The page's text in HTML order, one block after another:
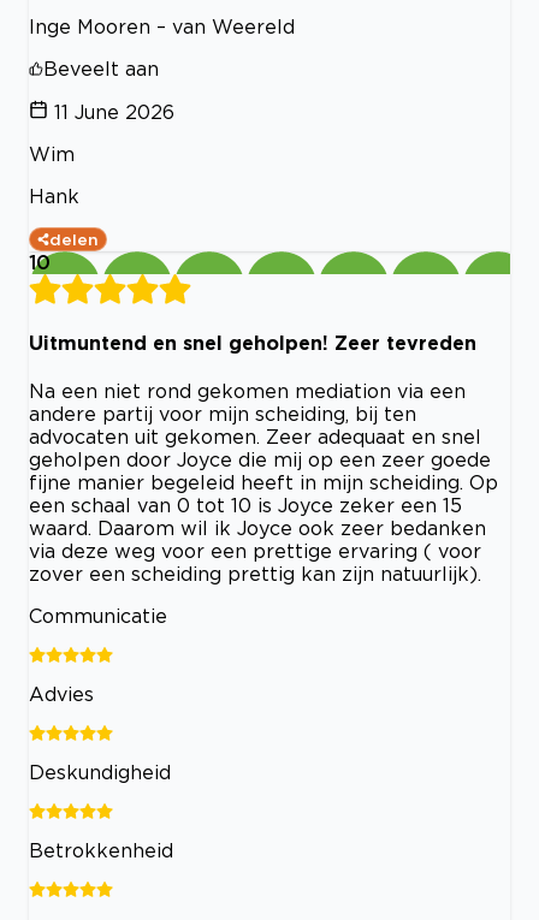
Inge Mooren – van Weereld
Beveelt aan
11 June 2026
Wim
Hank
delen
10
Uitmuntend en snel geholpen! Zeer tevreden
Na een niet rond gekomen mediation via een
andere partij voor mijn scheiding, bij ten
advocaten uit gekomen. Zeer adequaat en snel
geholpen door Joyce die mij op een zeer goede
fijne manier begeleid heeft in mijn scheiding. Op
een schaal van 0 tot 10 is Joyce zeker een 15
waard. Daarom wil ik Joyce ook zeer bedanken
via deze weg voor een prettige ervaring ( voor
zover een scheiding prettig kan zijn natuurlijk).
Communicatie
Advies
Deskundigheid
Betrokkenheid